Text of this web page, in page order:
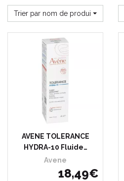
Trier par nom de produit
AVENE TOLERANCE
HYDRA-10 Fluide…
Avene
18,49€